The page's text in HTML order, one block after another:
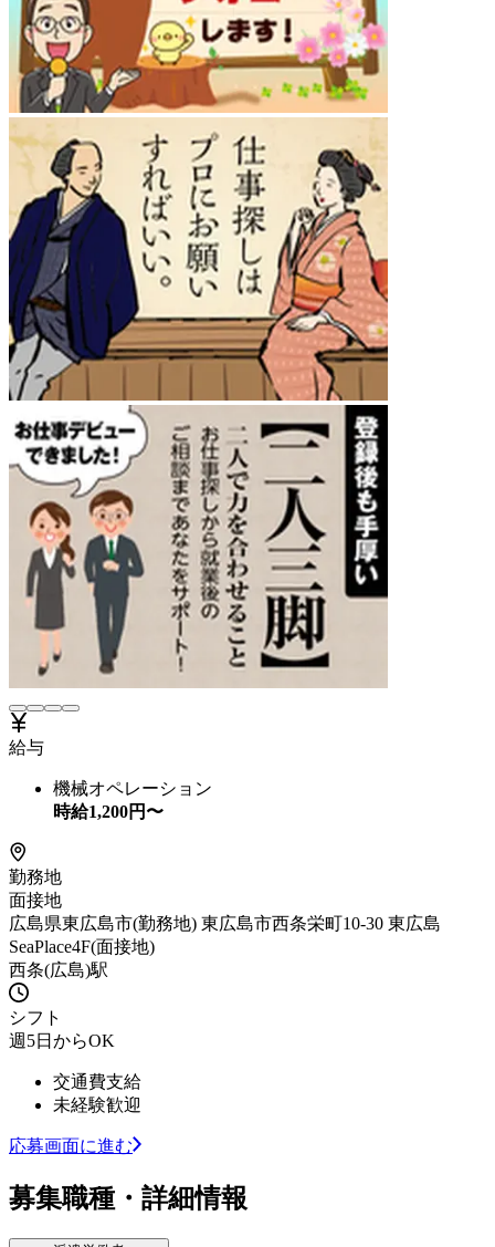
給与
機械オペレーション
時給1,200円〜
勤務地
面接地
広島県東広島市(勤務地) 東広島市西条栄町10-30 東広島
SeaPlace4F(面接地)
西条(広島)駅
シフト
週5日からOK
交通費支給
未経験歓迎
応募画面に進む
募集職種・詳細情報